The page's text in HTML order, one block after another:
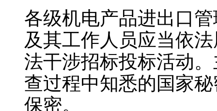
各级机电产品进出口
及其工作人员应当依
法干涉招标投标活动
查过程中知悉的国家
保密。